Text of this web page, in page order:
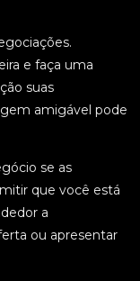
e faça uma
suas
amigável pode
se as
que você está
a
ou apresentar